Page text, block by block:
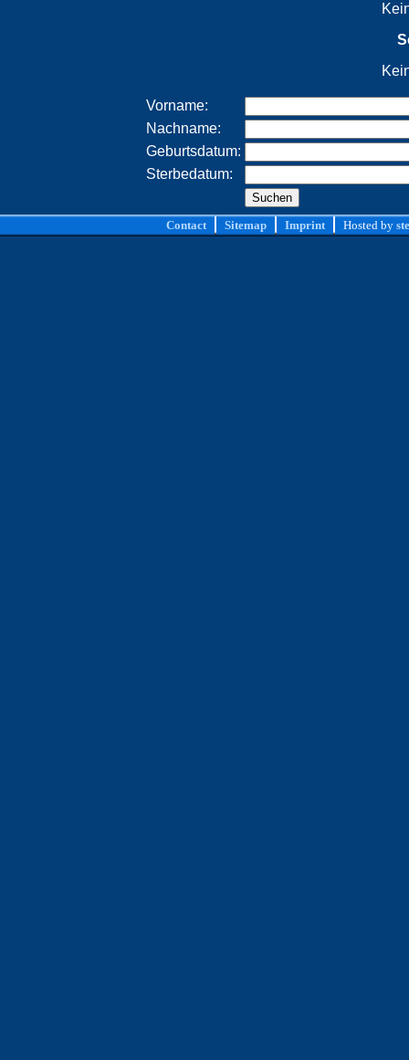
Vorname:
Nachname:
Geburtsdatum:
Sterbedatum:
Contact Sitemap Imprint Hosted by